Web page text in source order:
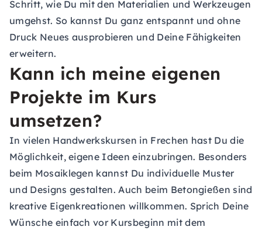
Schritt, wie Du mit den Materialien und Werkzeugen
umgehst. So kannst Du ganz entspannt und ohne
Druck Neues ausprobieren und Deine Fähigkeiten
erweitern.
Kann ich meine eigenen
Projekte im Kurs
umsetzen?
In vielen Handwerkskursen in Frechen hast Du die
Möglichkeit, eigene Ideen einzubringen. Besonders
beim Mosaiklegen kannst Du individuelle Muster
und Designs gestalten. Auch beim Betongießen sind
kreative Eigenkreationen willkommen. Sprich Deine
Wünsche einfach vor Kursbeginn mit dem